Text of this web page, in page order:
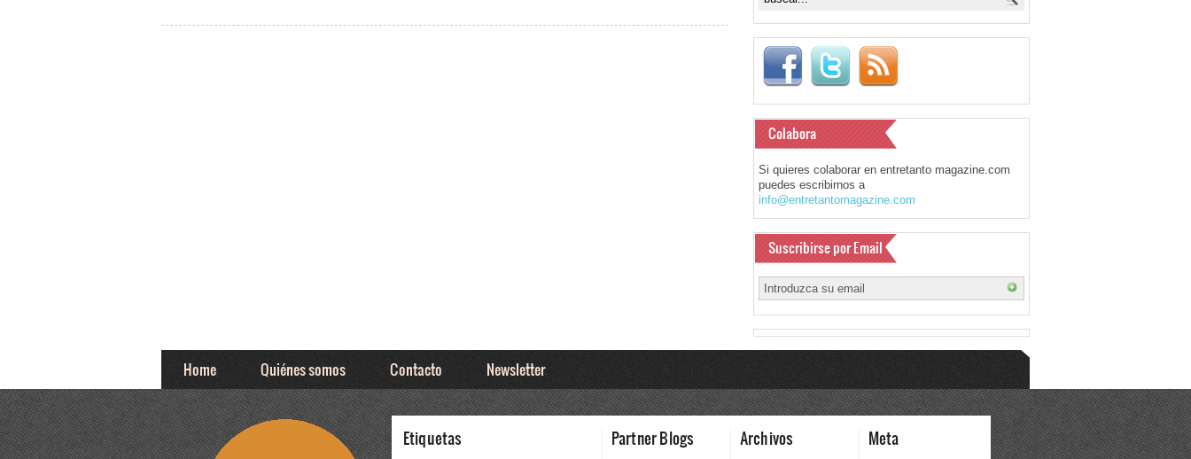
Colabora
Si quieres colaborar en entretanto magazine.com
puedes escribirnos a
info@entretantomagazine.com
Suscribirse por Email
Home Quiénes somos Contacto Newsletter
Etiquetas Partner Blogs Archivos Meta